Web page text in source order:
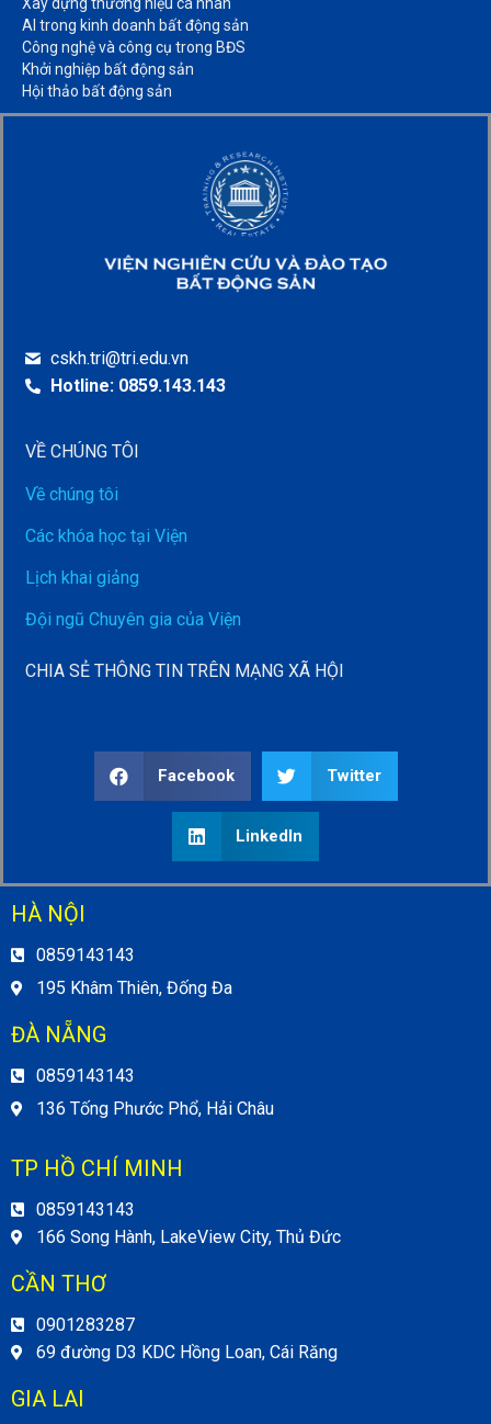
AI trong kinh doanh bất động sản​
Công nghệ và công cụ trong BĐS​
Khởi nghiệp bất động sản​
Hội thảo bất động sản​
cskh.tri@tri.edu.vn
Hotline: 0859.143.143
VỀ CHÚNG TÔI
Về chúng tôi
Các khóa học tại Viện
Lịch khai giảng
Đội ngũ Chuyên gia của Viện
CHIA SẺ THÔNG TIN TRÊN MẠNG XÃ HỘI
Facebook Twitter
LinkedIn
HÀ NỘI
0859143143
195 Khâm Thiên, Đống Đa
ĐÀ NẴNG
0859143143
136 Tống Phước Phổ, Hải Châu
TP HỒ CHÍ MINH
0859143143
166 Song Hành, LakeView City, Thủ Đức
CẦN THƠ
0901283287
69 đường D3 KDC Hồng Loan, Cái Răng
GIA LAI